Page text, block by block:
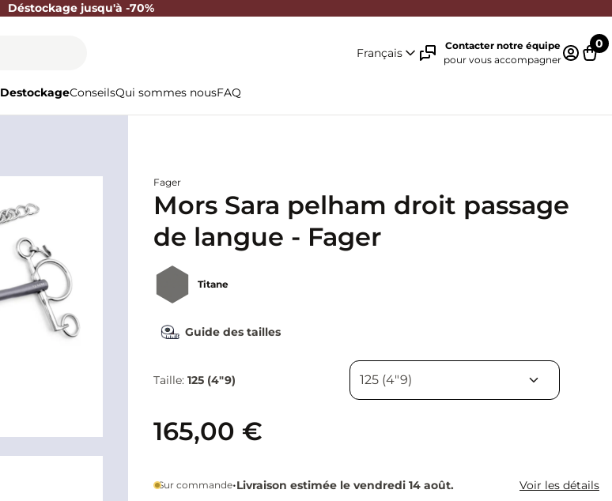
Déstockage jusqu'à -70%
Français
Contacter notre équipe
pour vous accompagner
0
DestockageConseilsQui sommes nousFAQ
Fager
Mors Sara pelham droit passage
de langue - Fager
Titane
Guide des tailles
Taille: 125 (4"9)
165,00 €
Sur commande•Livraison estimée le vendredi 14 août. Voir les détails